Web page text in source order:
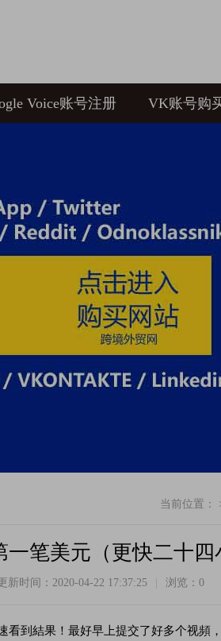
Voice账号注册 VK账号购
当前位置：
笔美元（更快二十四
新时间：2020-04-22 17:37:25 浏览： 0
看到結果！最好早上提交了好多个视頻